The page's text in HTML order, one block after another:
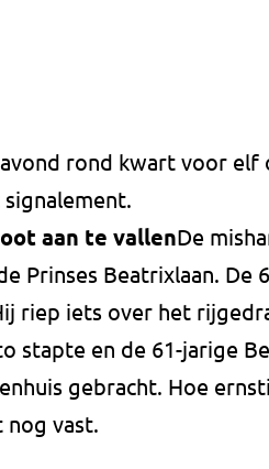
rond kwart voor elf
signalement.
aan te vallenDe
Prinses Beatrixlaan. De
riep iets over het
stapte en de 61-jarige
gebracht. Hoe
nog vast.